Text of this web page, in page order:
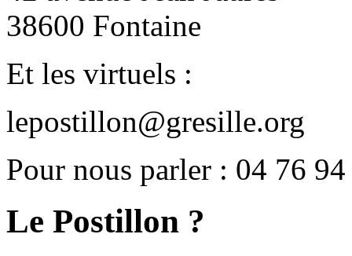
38600 Fontaine
Et les virtuels :
lepostillon@gresille.org
Pour nous parler : 04 76
Le Postillon ?